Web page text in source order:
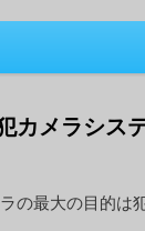
カメラシス
の最大の目的は